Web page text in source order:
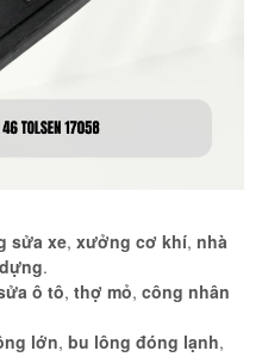
sửa xe, xưởng cơ khí, nhà
.
ô tô, thợ mỏ, công nhân
lớn, bu lông đóng lạnh,